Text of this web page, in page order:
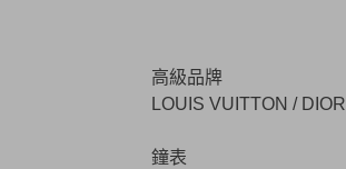
高級品牌
LOUIS VUITTON /
鐘表